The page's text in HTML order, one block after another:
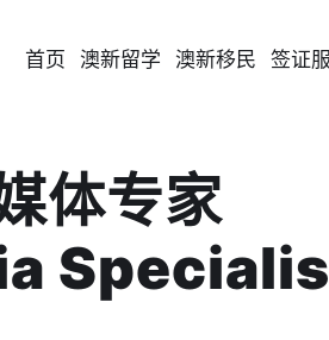
首页 澳新留学 澳新移民 签证
体专家